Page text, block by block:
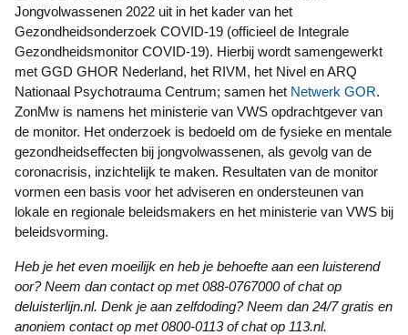
Jongvolwassenen 2022 uit in het kader van het
Gezondheidsonderzoek COVID-19 (officieel de Integrale
Gezondheidsmonitor COVID-19). Hierbij wordt samengewerkt
met GGD GHOR Nederland, het RIVM, het Nivel en ARQ
Nationaal Psychotrauma Centrum; samen het Netwerk GOR.
ZonMw is namens het ministerie van VWS opdrachtgever van
de monitor. Het onderzoek is bedoeld om de fysieke en mentale
gezondheidseffecten bij jongvolwassenen, als gevolg van de
coronacrisis, inzichtelijk te maken. Resultaten van de monitor
vormen een basis voor het adviseren en ondersteunen van
lokale en regionale beleidsmakers en het ministerie van VWS bij
beleidsvorming.
Heb je het even moeilijk en heb je behoefte aan een luisterend
oor? Neem dan contact op met 088-0767000 of chat op
deluisterlijn.nl. Denk je aan zelfdoding? Neem dan 24/7 gratis en
anoniem contact op met 0800-0113 of chat op 113.nl.